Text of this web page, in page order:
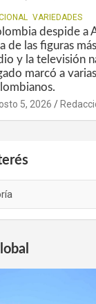
VARIEDADES
despide a
de las figuras
y la televisión
marcó a
5, 2026